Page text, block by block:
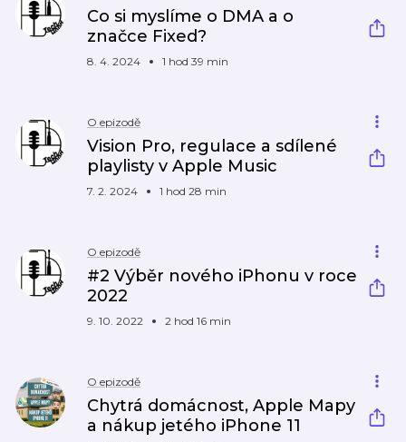
Co si myslíme o DMA a o
značce Fixed?
8. 4. 2024 1 hod 39 min
O epizodě
Vision Pro, regulace a sdílené
playlisty v Apple Music
7. 2. 2024 1 hod 28 min
O epizodě
#2 Výběr nového iPhonu v roce
2022
9. 10. 2022 2 hod 16 min
O epizodě
Chytrá domácnost, Apple Mapy
a nákup jetého iPhone 11